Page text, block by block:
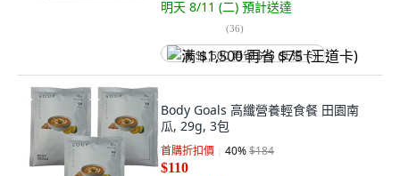
明天 8/11 (二) 預計送達
(36)
满 $1,500 再省 $75 (王道卡)
Body Goals 高纖營養輕食餐 田園南
瓜, 29g, 3包
首購折扣價 40%$184
$110